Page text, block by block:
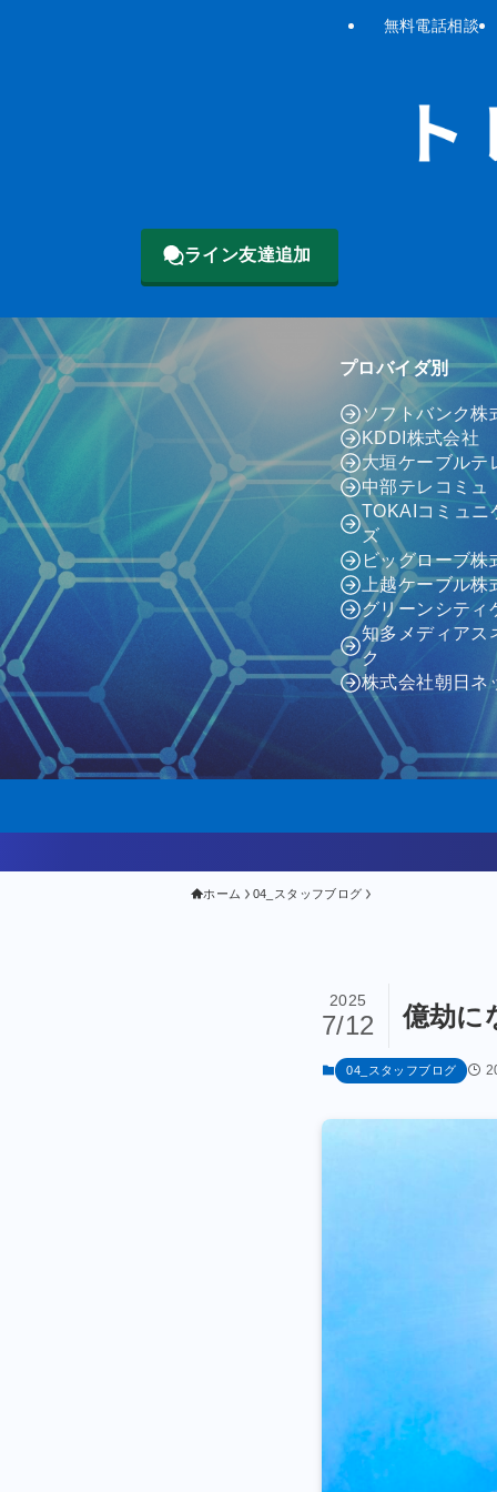
無料電話相談
ライン友達追加
プロバイダ別
ソフトバンク株
KDDI株式会社
大垣ケーブルテ
中部テレコミュ
TOKAIコミュニ
ズ
ビッグローブ株
上越ケーブル株
グリーンシティ
知多メディアス
ク
株式会社朝日ネ
ホーム 04_スタッフブログ
億劫に
2025
7/12
04_スタッフブログ